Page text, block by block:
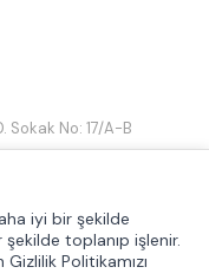
No: 17/A-B
iyi bir şekilde
toplanıp işlenir.
Politikamızı